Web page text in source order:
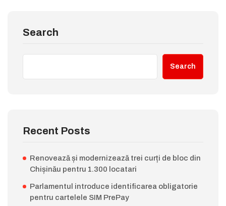
Search
Search
Recent Posts
Renovează și modernizează trei curți de bloc din
Chișinău pentru 1.300 locatari
Parlamentul introduce identificarea obligatorie
pentru cartelele SIM PrePay